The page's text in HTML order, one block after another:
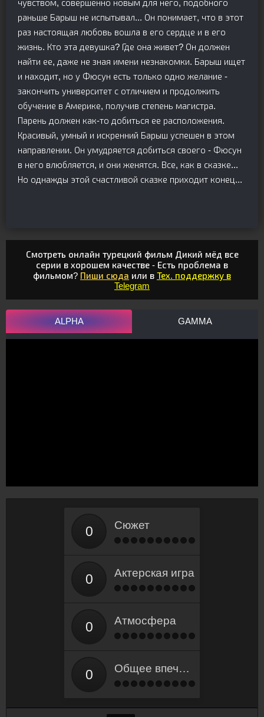
чувством, совершенно новым для него, подобного
раньше Барыш не испытывал... Он понимает, что в этот
раз настоящая любовь вошла в его сердце и в его
жизнь. Кто эта девушка? Где она живет? Он должен
найти ее, даже не зная имени незнакомки. Барыш ищет
и находит, но у Фюсун есть только одно желание -
закончить университет с отличием и продолжить
обучение в Америке, получив степень магистра.
Парень должен как-то добиться ее расположения.
Красивый, умный и искренний Барыш успешен в этом
направлении. Он умудряется добиться своего - Фюсун
в него влюбляется, и они женятся. Все, как в сказке...
Но однажды этой счастливой сказке приходит конец...
Смотреть онлайн турецкий фильм Дикий мёд все
серии в хорошем качестве - Есть проблема в
фильмом? Пиши сюда или в Тех. поддержку в
Telegram
ALPHA GAMMA
Сюжет
Актерская игра
Атмосфера
Общее впечатление